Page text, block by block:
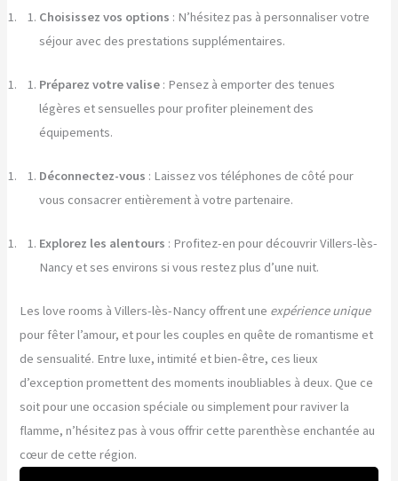
Choisissez vos options : N’hésitez pas à personnaliser votre
séjour avec des prestations supplémentaires.
Préparez votre valise : Pensez à emporter des tenues
légères et sensuelles pour profiter pleinement des
équipements.
Déconnectez-vous : Laissez vos téléphones de côté pour
vous consacrer entièrement à votre partenaire.
Explorez les alentours : Profitez-en pour découvrir Villers-lès-
Nancy et ses environs si vous restez plus d’une nuit.
Les love rooms à Villers-lès-Nancy offrent une expérience unique
pour fêter l’amour, et pour les couples en quête de romantisme et
de sensualité. Entre luxe, intimité et bien-être, ces lieux
d’exception promettent des moments inoubliables à deux. Que ce
soit pour une occasion spéciale ou simplement pour raviver la
flamme, n’hésitez pas à vous offrir cette parenthèse enchantée au
cœur de cette région.